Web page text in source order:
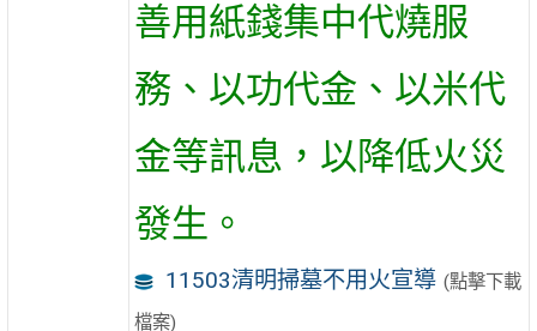
善用紙錢集中代燒服
務、以功代金、以米代
金等訊息，以降低火災
發生。
11503清明掃墓不用火宣導 (點擊下載
檔案)